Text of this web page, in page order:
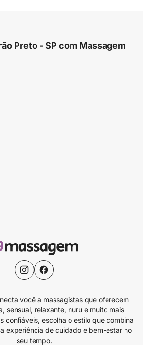
Preto - SP com Massagem
você a massagistas que oferecem
sensual, relaxante, nuru e muito mais.
confiáveis, escolha o estilo que combina
experiência de cuidado e bem-estar no
seu tempo.